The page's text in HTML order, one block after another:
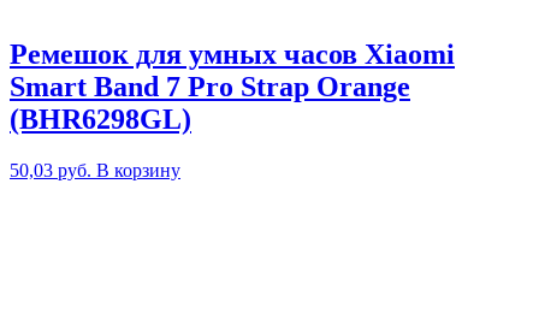
Ремешок для умных часов Xiaomi
Smart Band 7 Pro Strap Orange
(BHR6298GL)
50,03 руб. В корзину